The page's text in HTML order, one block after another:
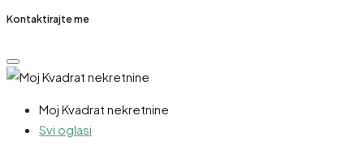
Kontaktirajte me
Moj Kvadrat nekretnine
Svi oglasi